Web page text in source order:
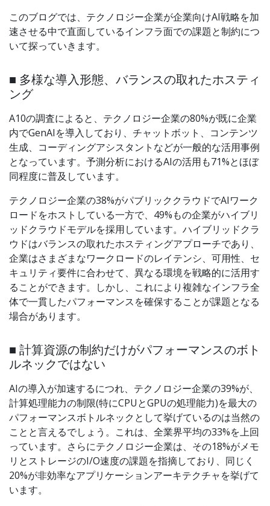
このブログでは、テクノロジー企業が企業向けAI戦略を加
速させる中で直面しているインフラ面での課題と制約につ
いて探っていきます。
■ 多様な導入形態、バランスの取れたホスティ
ング
A10の調査によると、テクノロジー企業の80%が既に企業
内でGenAIを導入しており、チャットボット、コンテンツ
生成、コーディングアシスタントなどが一般的な活用事例
となっています。予測分析におけるAIの活用も71%とほぼ
同程度に普及しています。
テクノロジー企業の38%がパブリッククラウドでAIワーク
ロードをホストしている一方で、49%もの企業がハイブリ
ッドクラウドモデルを採用しています。ハイブリッドクラ
ウドはバランスの取れたホスティングアプローチであり、
企業はさまざまなワークロードのレイテンシ、可用性、セ
キュリティ要件に合わせて、異なる環境を戦略的に活用す
ることができます。しかし、これにより複雑なインフラ全
体で一貫したパフォーマンスを確保することが課題となる
場合があります。
■ 計算資源の制約だけがパフォーマンスのボト
ルネックではない
AIの導入が加速するにつれ、テクノロジー企業の39%が、
計算処理能力の制限(特にCPUとGPUの処理能力)を最大の
パフォーマンスボトルネックとして挙げているのは当然の
ことと言えるでしょう。これは、全業界平均の33%を上回
っています。さらにテクノロジー企業は、その18%がメモ
リとストレージのI/O速度の課題を指摘しており、同じく
20%が非効率なアプリケーションアーキテクチャを挙げて
います。